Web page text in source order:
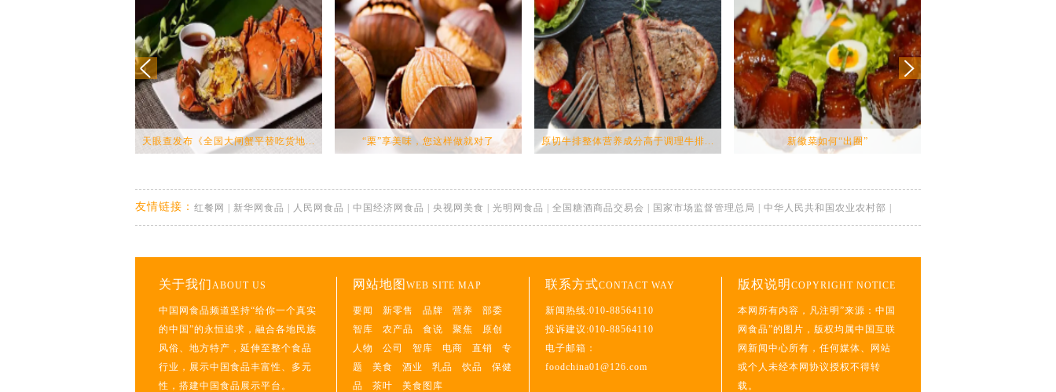
天眼查发布《全国大闸蟹平替吃货地... “栗”享美味，您这样做就对了 原切牛排整体营养成分高于调理牛排... 新徽菜如何“出圈”
友情链接： 红餐网 新华网食品 人民网食品 中国经济网食品 央视网美食 光明网食品 全国糖酒商品交易会 国家市场监督管理总局 中华人民共和国农业农村部
关于我们ABOUT US
中国网食品频道坚持“给你一个真实
的中国”的永恒追求，融合各地民族
风俗、地方特产，延伸至整个食品
行业，展示中国食品丰富性、多元
性，搭建中国食品展示平台。
网站地图 WEB SITE MAP
要闻 新零售 品牌 营养
部委
智库
农产品 食说 聚焦
原创
人物
公司 智库 电商 直销
专
题
美食 酒业 乳品 饮品
保健
品
茶叶 美食图库
联系方式CONTACT WAY
新闻热线:010-88564110
投诉建议:010-88564110
电子邮箱：
foodchina01@126.com
版权说明 COPYRIGHT NOTICE
本网所有内容，凡注明”来源：中国
网食品”的图片，版权均属中国互联
网新闻中心所有，任何媒体、网站
或个人未经本网协议授权不得转
载。